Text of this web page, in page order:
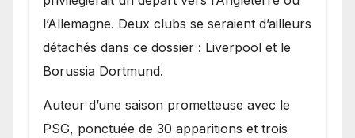
l’Allemagne. Deux clubs se seraient d’ailleurs
détachés dans ce dossier : Liverpool et le
Borussia Dortmund.
Auteur d’une saison prometteuse avec le
PSG, ponctuée de 30 apparitions et trois